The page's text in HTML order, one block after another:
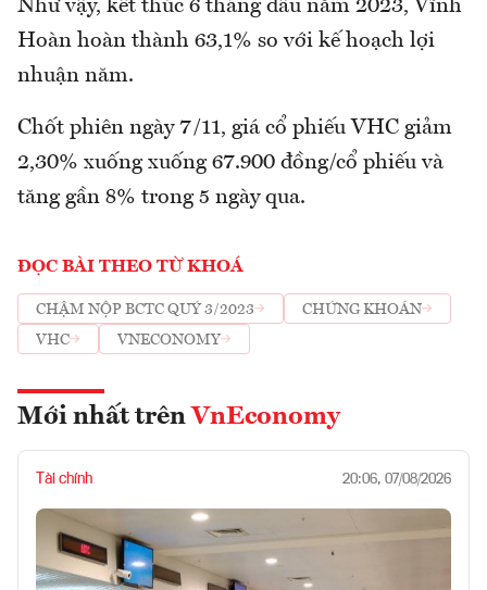
Như vậy, kết thúc 6 tháng đầu năm 2023, Vĩnh
Hoàn hoàn thành 63,1% so với kế hoạch lợi
nhuận năm.
Chốt phiên ngày 7/11, giá cổ phiếu VHC giảm
2,30% xuống xuống 67.900 đồng/cổ phiếu và
tăng gần 8% trong 5 ngày qua.
ĐỌC BÀI THEO TỪ KHOÁ
CHẬM NỘP BCTC QUÝ 3/2023
CHỨNG KHOÁN
VHC
VNECONOMY
Mới nhất trên VnEconomy
Tài chính 20:06, 07/08/2026